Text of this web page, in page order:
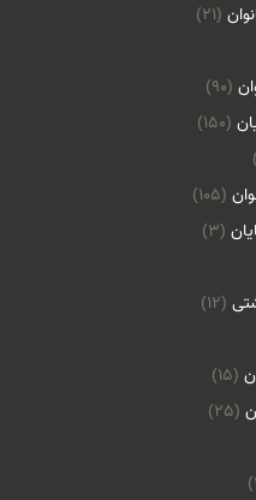
(21)
(90)
(150)
(105)
(3)
(12)
(15)
(25)